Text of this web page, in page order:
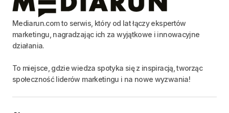
Mediarun.com to serwis, który od lat łączy ekspertów
marketingu, nagradzając ich za wyjątkowe i innowacyjne
działania.
To miejsce, gdzie wiedza spotyka się z inspiracją, tworząc
społeczność liderów marketingu i na nowe wyzwania!